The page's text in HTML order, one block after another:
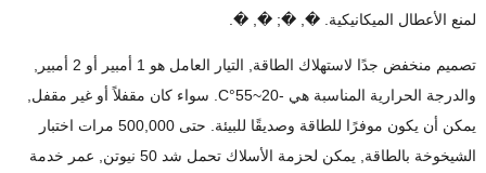
لمنع الأعطال الميكانيكية. �, �; �, �.
تصميم منخفض جدًا لاستهلاك الطاقة, التيار العامل هو 1 أمبير أو 2 أمبير,
والدرجة الحرارية المناسبة هي -20~55°C. سواء كان مقفلاً أو غير مقفل,
يمكن أن يكون موفرًا للطاقة وصديقًا للبيئة. حتى 500,000 مرات اختبار
الشيخوخة بالطاقة, يمكن لحزمة الأسلاك تحمل شد 50 نيوتن, عمر خدمة